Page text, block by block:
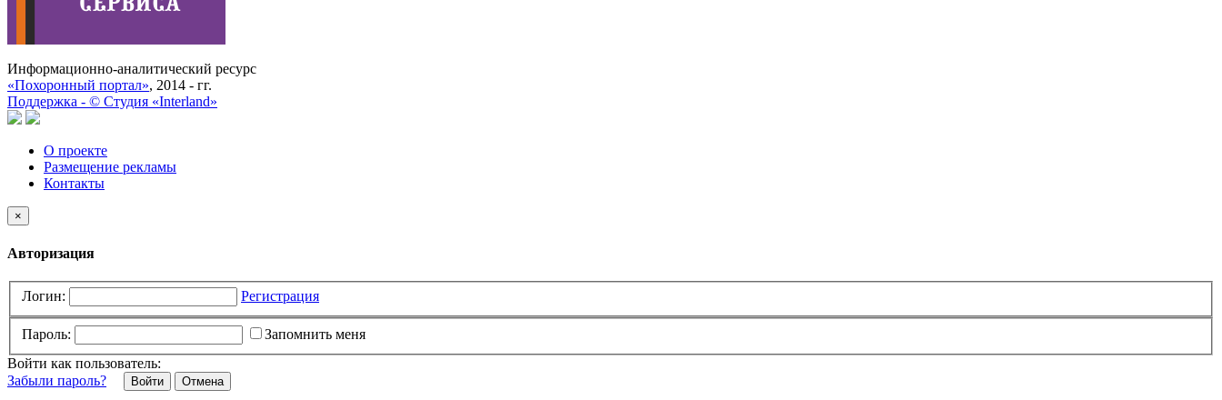
Информационно-аналитический ресурс
«Похоронный портал», 2014 - гг.
Поддержка - © Cтудия «Interland»
О проекте
Размещение рекламы
Контакты
×
Авторизация
Логин: Регистрация
Пароль:
Запомнить меня
Войти как пользователь:
Забыли пароль?
Отмена